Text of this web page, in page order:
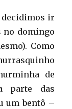
decidimos ir
no domingo
Como
de
parte das
um bentô –